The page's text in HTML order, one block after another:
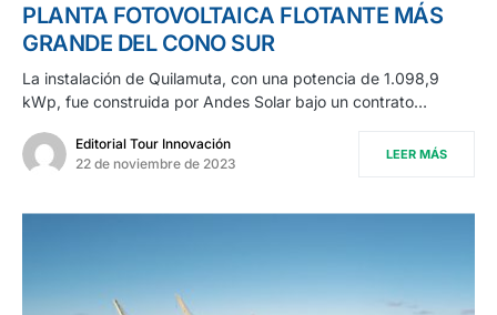
PLANTA FOTOVOLTAICA FLOTANTE MÁS
GRANDE DEL CONO SUR
La instalación de Quilamuta, con una potencia de 1.098,9
kWp, fue construida por Andes Solar bajo un contrato…
Editorial Tour Innovación
22 de noviembre de 2023
LEER MÁS